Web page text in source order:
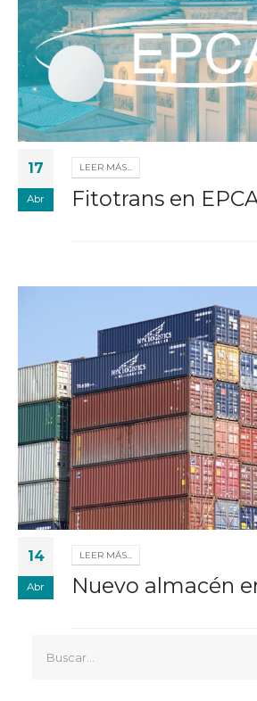
17
Abr
LEER MÁS...
Fitotrans en
14
Abr
LEER MÁS...
Nuevo almacén